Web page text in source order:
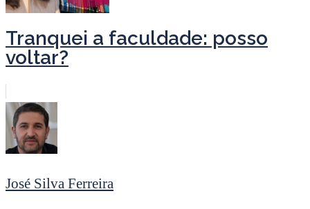
Tranquei a faculdade: posso
voltar?
José Silva Ferreira